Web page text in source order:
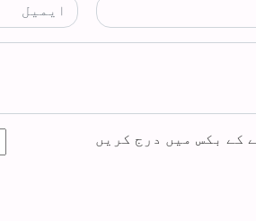
کے بکس میں درج کریں